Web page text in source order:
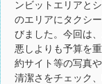
ンビットエリアと
のエリアにタクシ
びました。今回は
悪しよりも予算を
約サイト等の写真
清潔さをチェック